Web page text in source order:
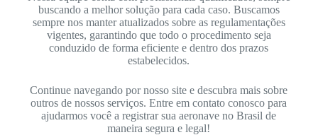
buscando a melhor solução para cada caso. Buscamos
sempre nos manter atualizados sobre as regulamentações
vigentes, garantindo que todo o procedimento seja
conduzido de forma eficiente e dentro dos prazos
estabelecidos.
Continue navegando por nosso site e descubra mais sobre
outros de nossos serviços. Entre em contato conosco para
ajudarmos você a registrar sua aeronave no Brasil de
maneira segura e legal!